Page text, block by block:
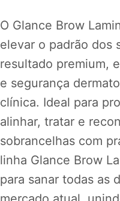
O Glance Brow
elevar o padrão dos
resultado premium,
e segurança
clínica. Ideal para
alinhar, tratar e
sobrancelhas com
linha Glance Brow
para sanar todas as